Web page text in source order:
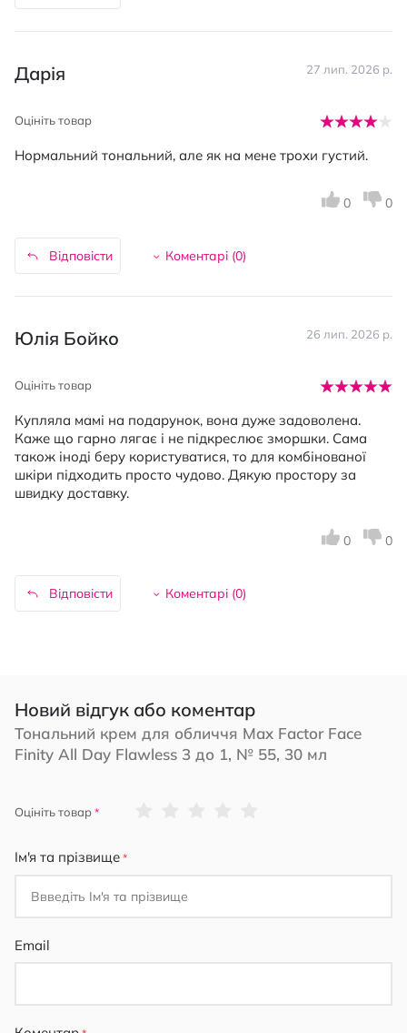
Дарія 27 лип. 2026 р.
Оцініть товар
Нормальний тональний, але як на мене трохи густий.
Відповісти Коментарі (0)
0 0
Юлія Бойко 26 лип. 2026 р.
Оцініть товар
Купляла мамі на подарунок, вона дуже задоволена.
Каже що гарно лягає і не підкреслює зморшки. Сама
також іноді беру користуватися, то для комбінованої
шкіри підходить просто чудово. Дякую простору за
швидку доставку.
Відповісти Коментарі (0)
0 0
Новий відгук або коментар
Тональний крем для обличчя Max Factor Face
Finity All Day Flawless 3 до 1, № 55, 30 мл
Оцініть товар
Ім'я та прізвище
Email